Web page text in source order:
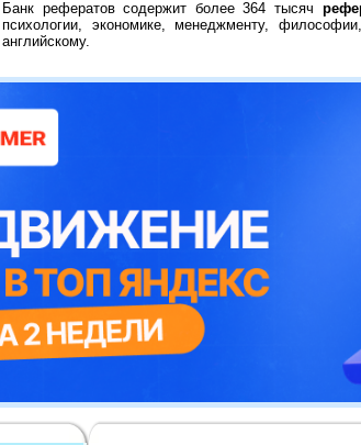
Банк рефератов содержит более 364 тысяч
психологии, экономике, менеджменту,
английскому.